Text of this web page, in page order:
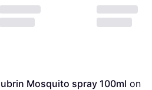
Mosquito spray 100ml